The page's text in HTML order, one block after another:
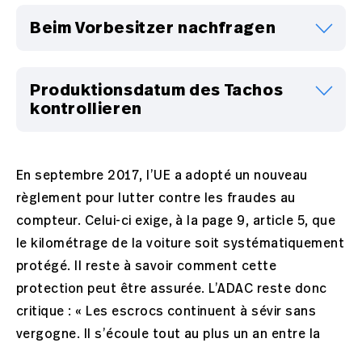
Motorraum achten und unbedingt nach
Kilometer gewechselt, bei Sportwagen und
leistungsstarken Motoren sogar alle 10'000
Beim Vorbesitzer nachfragen
welchem ungefähren Kilometerstand er das
Auto verkauft hat. Die Historie Fahrzeughalt
beziehen.
Produktionsdatum des Tachos
kontrollieren
kann Aufschluss über einen möglichen
Betrugsfall geben. Einerseits kann es relativ alt
für den angegebenen Kilometerstand sein.
Weiter kommt es bei Manipulationen vor, dass
der Tacho beschädigt wird. Ist der Tacho also
neuer als das Fahrzeug, ist das ein weiteres
Indiz.
En septembre 2017, l’UE a adopté un nouveau
règlement pour lutter contre les fraudes au
compteur. Celui-ci exige, à la page 9, article 5, que
le kilométrage de la voiture soit systématiquement
protégé. Il reste à savoir comment cette
protection peut être assurée. L’ADAC reste donc
critique : « Les escrocs continuent à sévir sans
vergogne. Il s’écoule tout au plus un an entre la